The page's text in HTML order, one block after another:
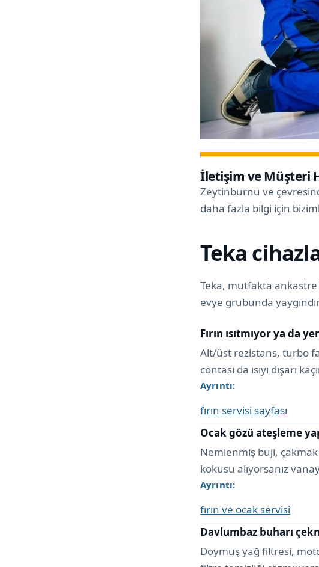
İletişim ve Müşteri
Zeytinburnu ve
daha fazla bilgi için
Teka
Teka, mutfakta ankastre
evye grubunda
Fırın ısıtmıyor ya da
Alt/üst rezistans, turbo
contası da ısıyı dışarı
Ayrıntı:
fırın servisi sayfası
Ocak gözü ateşleme
Nemlenmiş buji, çakmak
kokusu alıyorsanız
Ayrıntı:
fırın ve ocak servisi
Davlumbaz buharı
Doymuş yağ filtresi,